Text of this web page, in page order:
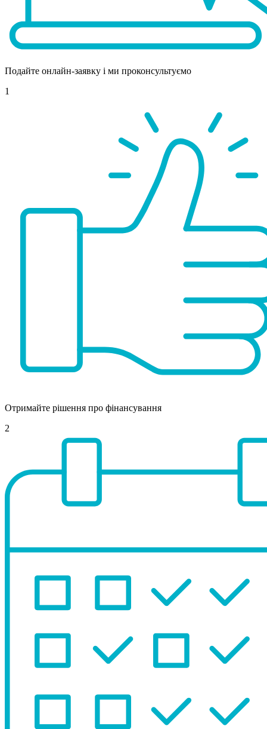
Подайте онлайн-заявку і ми проконсультуємо
1
Отримайте рішення про фінансування
2